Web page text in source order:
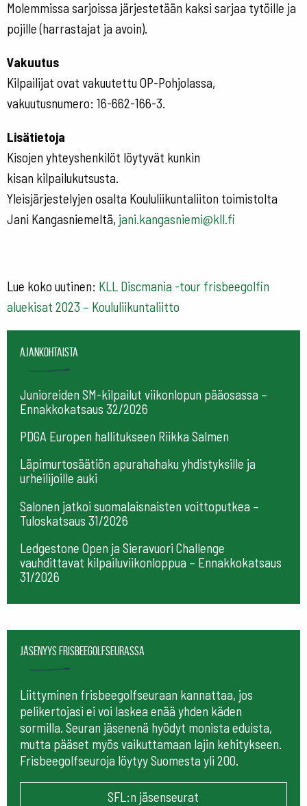
Molemmissa sarjoissa järjestetään kaksi sarjaa tytöille ja
pojille (harrastajat ja avoin).
Vakuutus
Kilpailijat ovat vakuutettu OP-Pohjolassa,
vakuutusnumero: 16-662-166-3.
Lisätietoja
Kisojen yhteyshenkilöt löytyvät kunkin
kisan kilpailukutsusta.
Yleisjärjestelyjen osalta Koululiikuntaliiton toimistolta
Jani Kangasniemeltä, jani.kangasniemi@kll.fi
Lue koko uutinen: KLL Discmania -tour frisbeegolfin
aluekisat 2023 – Koululiikuntaliitto
Ajankohtaista
Junioreiden SM-kilpailut viikonlopun pääosassa –
Ennakkokatsaus 32/2026
PDGA Europen hallitukseen Riikka Salmen
Läpimurtosäätiön apurahahaku yhdistyksille ja
urheilijoille auki
Salonen jatkoi suomalaisnaisten voittoputkea –
Tuloskatsaus 31/2026
Ledgestone Open ja Sieravuori Challenge
vauhdittavat kilpailuviikonloppua – Ennakkokatsaus
31/2026
Jäsenyys frisbeegolfseurassa
Liittyminen frisbeegolfseuraan kannattaa, jos
pelikertojasi ei voi laskea enää yhden käden
sormilla. Seuran jäsenenä hyödyt monista eduista,
mutta pääset myös vaikuttamaan lajin kehitykseen.
Frisbeegolfseuroja löytyy Suomesta yli 200.
SFL:n jäsenseurat